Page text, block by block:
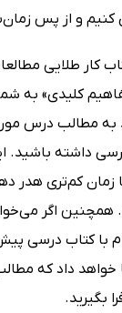
کنیم و از پس
کار طلایی
کلیدی» به
به مطالب درس
داشته باشید.
کم‌تری هدر
همچنین اگر
با کتاب درسی پیش
خواهد داد که
بگیرید.